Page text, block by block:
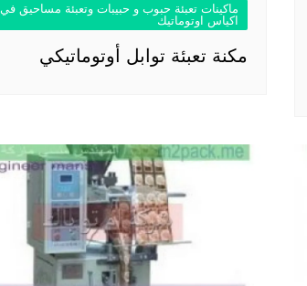
ماكينات تعبئة حبوب و حبيبات وتعبئة مساحيق في
اكياس اوتوماتيك
مكنة تعبئة توابل أوتوماتيكي